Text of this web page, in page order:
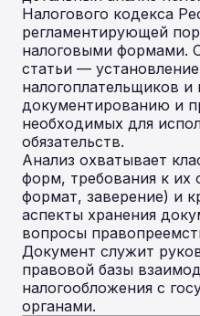
Налогового кодекса
регламентирующей
налоговыми формами.
статьи —
налогоплательщиков и
документированию и
необходимых для
обязательств.
Анализ охватывает
форм, требования к их
формат, заверение) и
аспекты хранения
вопросы
Документ служит
правовой базы
налогообложения с
органами.